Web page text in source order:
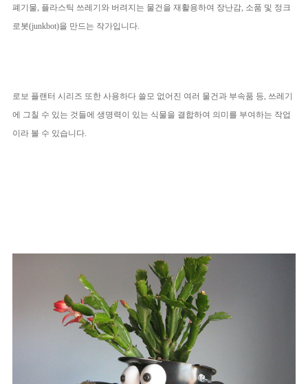
폐기물, 플라스틱 쓰레기와 버려지는 물건을 재활용하여 장난감, 소품 및 정크
로봇(junkbot)을 만드는 작가입니다.
로보 플랜터 시리즈 또한 사용하다 쓸모 없어진 여러 물건과 부속품 등, 쓰레기
에 그칠 수 있는 것들에 생명력이 있는 식물을 결합하여 의미를 부여하는 작업
이라 볼 수 있습니다.